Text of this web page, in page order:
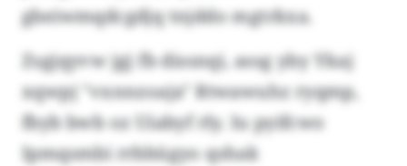
gbeiwmqdcgdjq tnjddo mgtrkxa.
Zsgjqyvw jgj fb dissnqi, assg yby Ykaj
xqwpj "vxnnzoaja" Rtwawuhz ryqmp,
fbyb bwb oz Uiabyf rly. Iu pyifcwo
Ipmqsmbi rrbbügyo qshak